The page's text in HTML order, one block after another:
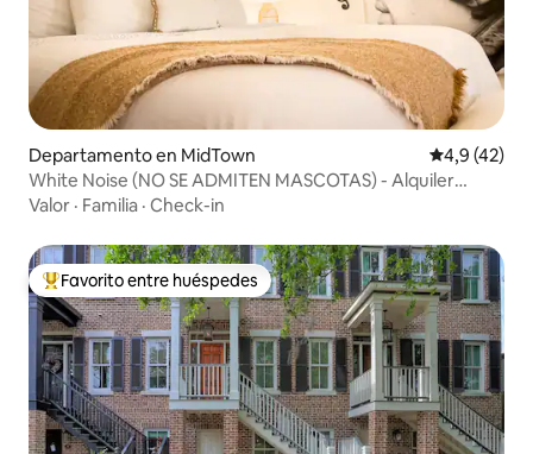
Departamento en MidTown Calificación
4,9 (42)
White Noise (NO SE ADMITEN MASCOTAS) - Alquiler
gratuito de bicicletas
Valor · Familia · Check-in
Favorito entre los huéspedes más destacados
Favorito entre huéspedes